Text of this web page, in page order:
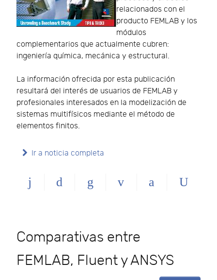
relacionados con el
producto FEMLAB y los
módulos
complementarios que actualmente cubren:
ingeniería química, mecánica y estructural.
La información ofrecida por esta publicación
resultará del interés de usuarios de FEMLAB y
profesionales interesados en la modelización de
sistemas multifísicos mediante el método de
elementos finitos.
Ir a noticia completa
Comparativas entre
FEMLAB, Fluent y ANSYS